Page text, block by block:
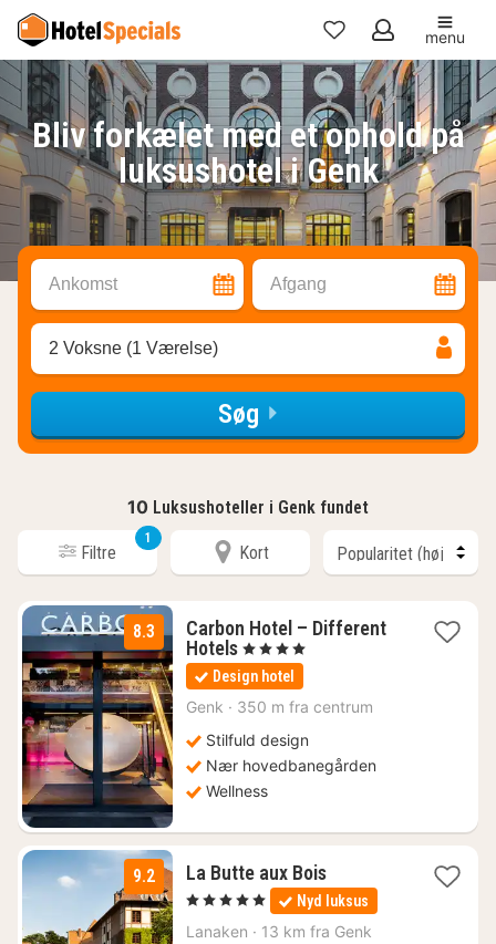
Mine
favoritter
menu
Bliv forkælet med et ophold på
luksushotel i Genk
Ankomst Afgang
2 Voksne (1 Værelse)
Søg
10 Luksushoteller i Genk fundet
Filtre
1
Kort
8.3
Carbon Hotel – Different
Hotels1
nat
fra
1317
, 4 Stjerner
Design hotel
Genk · 350 m fra centrum
Stilfuld design
Nær hovedbanegården
Wellness
9.2 La Butte aux Bois1
nat
fra
1758
, 5 Stjerner Nyd luksus
Lanaken · 13 km fra Genk